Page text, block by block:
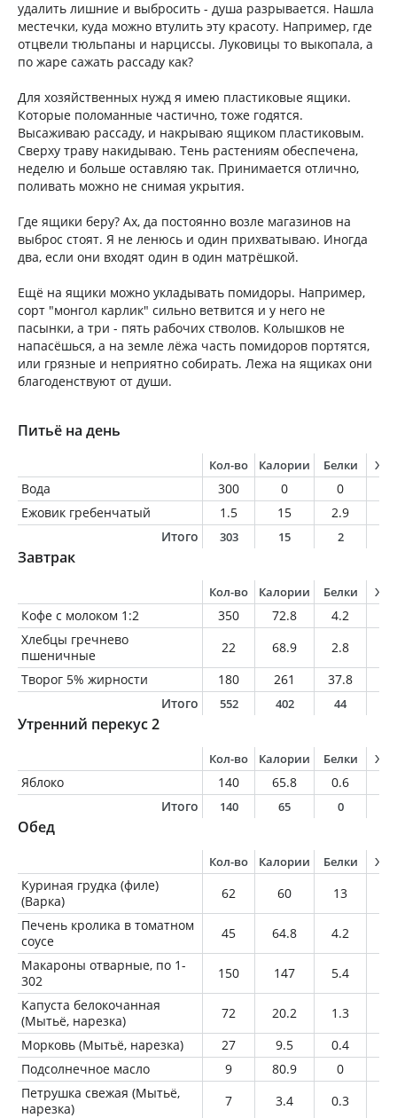
удалить лишние и выбросить - душа разрывается. Нашла
местечки, куда можно втулить эту красоту. Например, где
отцвели тюльпаны и нарциссы. Луковицы то выкопала, а
по жаре сажать рассаду как?
Для хозяйственных нужд я имею пластиковые ящики.
Которые поломанные частично, тоже годятся.
Высаживаю рассаду, и накрываю ящиком пластиковым.
Сверху траву накидываю. Тень растениям обеспечена,
неделю и больше оставляю так. Принимается отлично,
поливать можно не снимая укрытия.
Где ящики беру? Ах, да постоянно возле магазинов на
выброс стоят. Я не ленюсь и один прихватываю. Иногда
два, если они входят один в один матрёшкой.
Ещё на ящики можно укладывать помидоры. Например,
сорт "монгол карлик" сильно ветвится и у него не
пасынки, а три - пять рабочих стволов. Колышков не
напасёшься, а на земле лёжа часть помидоров портятся,
или грязные и неприятно собирать. Лежа на ящиках они
благоденствуют от души.
Питьё на день
Кол-во Калории Белки
Вода 300 0 0
Ежовик гребенчатый
1.5 15 2.9
Итого
303 15 2
Завтрак
Кол-во Калории Белки
Кофе с молоком 1:2 350 72.8 4.2
Хлебцы гречнево
пшеничные
22 68.9 2.8
Творог 5% жирности
180 261 37.8
Итого
552 402 44
Утренний перекус 2
Кол-во Калории Белки
Яблоко 140 65.8 0.6
Итого
140 65 0
Обед
Кол-во Калории Белки
Куриная грудка (филе)
(Варка)
62 60 13
Печень кролика в томатном
соусе
45 64.8 4.2
Макароны отварные, по 1-
302
150 147 5.4
Капуста белокочанная
(Мытьё, нарезка)
72 20.2 1.3
Морковь (Мытьё, нарезка)
27 9.5 0.4
Подсолнечное масло
9 80.9 0
Петрушка свежая (Мытьё,
нарезка)
7 3.4 0.3